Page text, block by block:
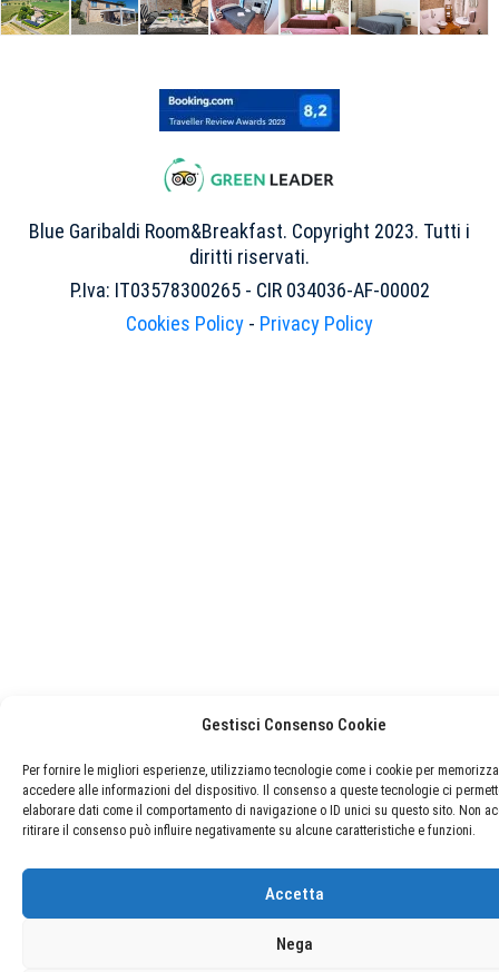
Gestisci Consenso Cookie
Per fornire le migliori esperienze, utilizziamo tecnologie come i cookie per
accedere alle informazioni del dispositivo. Il consenso a queste tecnologie ci
elaborare dati come il comportamento di navigazione o ID unici su questo sito. Non
ritirare il consenso può influire negativamente su alcune caratteristiche e funzioni.
Accetta
Nega
Blue Garibaldi Room&Breakfast. Copyright 2023. Tutti i
diritti riservati.
P.Iva: IT03578300265 - CIR 034036-AF-00002
Cookies Policy - Privacy Policy